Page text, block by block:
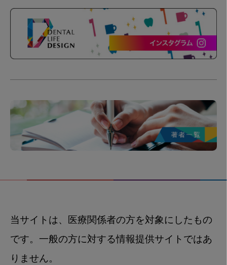
当サイトは、医療関係者の方を対象にしたもの
です。一般の方に対する情報提供サイトではあ
りません。